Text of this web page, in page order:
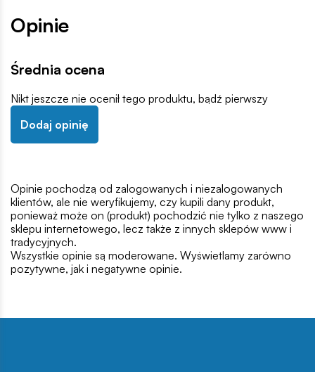
Opinie
Średnia ocena
Nikt jeszcze nie ocenił tego produktu, bądź pierwszy
Dodaj opinię
Opinie pochodzą od zalogowanych i niezalogowanych
klientów, ale nie weryfikujemy, czy kupili dany produkt,
ponieważ może on (produkt) pochodzić nie tylko z naszego
sklepu internetowego, lecz także z innych sklepów www i
tradycyjnych.
Wszystkie opinie są moderowane. Wyświetlamy zarówno
pozytywne, jak i negatywne opinie.